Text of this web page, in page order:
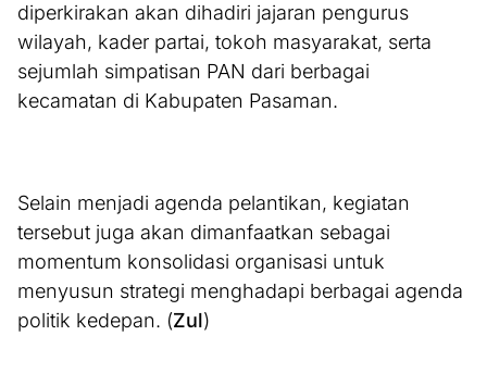
diperkirakan akan dihadiri jajaran pengurus
wilayah, kader partai, tokoh masyarakat, serta
sejumlah simpatisan PAN dari berbagai
kecamatan di Kabupaten Pasaman.
Selain menjadi agenda pelantikan, kegiatan
tersebut juga akan dimanfaatkan sebagai
momentum konsolidasi organisasi untuk
menyusun strategi menghadapi berbagai agenda
politik kedepan. (Zul)